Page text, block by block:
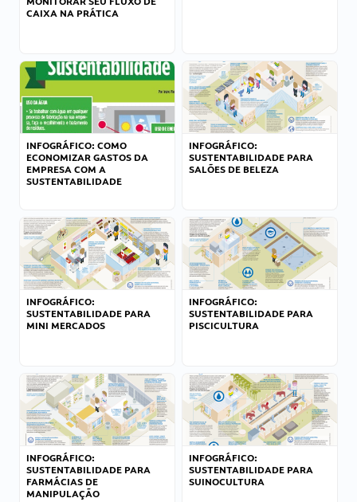
CAIXA NA PRÁTICA
INFOGRÁFICO: COMO
ECONOMIZAR GASTOS DA
EMPRESA COM A
SUSTENTABILIDADE
INFOGRÁFICO:
SUSTENTABILIDADE PARA
SALÕES DE BELEZA
INFOGRÁFICO:
SUSTENTABILIDADE PARA
MINI MERCADOS
INFOGRÁFICO:
SUSTENTABILIDADE PARA
PISCICULTURA
INFOGRÁFICO:
SUSTENTABILIDADE PARA
FARMÁCIAS DE
MANIPULAÇÃO
INFOGRÁFICO:
SUSTENTABILIDADE PARA
SUINOCULTURA